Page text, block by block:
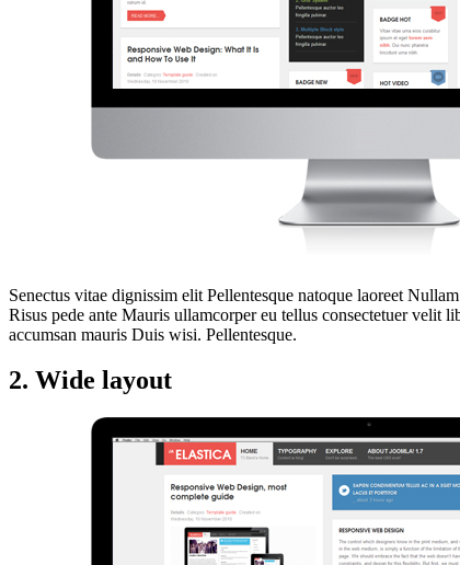
Senectus vitae dignissim elit Pellentesque natoque laoreet
Risus pede ante Mauris ullamcorper eu tellus consectetuer velit
accumsan mauris Duis wisi. Pellentesque.
2. Wide layout